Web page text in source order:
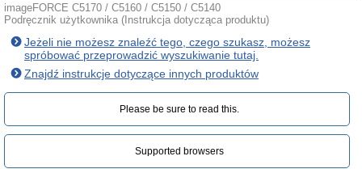
imageFORCE C5170 / C5160 / C5150 / C5140
Podręcznik użytkownika (Instrukcja dotycząca produktu)
Jeżeli nie możesz znaleźć tego, czego szukasz, możesz
spróbować przeprowadzić wyszukiwanie tutaj.
Znajdź instrukcje dotyczące innych produktów
Please be sure to read this.‎
Supported browsers